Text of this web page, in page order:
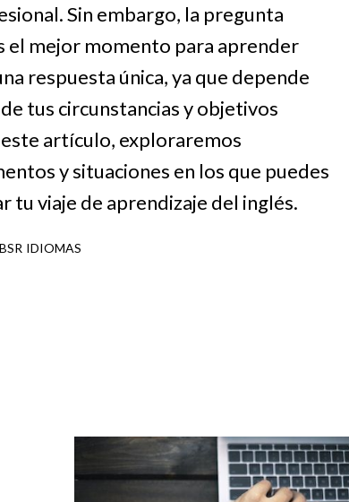
Sin embargo, la pregunta
el mejor momento para aprender
respuesta única, ya que depende
tus circunstancias y objetivos
artículo, exploraremos
y situaciones en los que puedes
tu viaje de aprendizaje del inglés.
IDIOMAS